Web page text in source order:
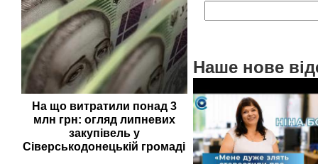
На що витратили понад 3
млн грн: огляд липневих
закупівель у
Сіверськодонецькій громаді
Наше нове